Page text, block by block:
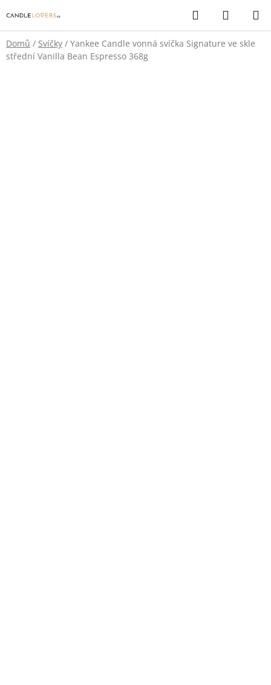
na
obsah
Hledat
KOŠÍK
Domů / Svíčky / Yankee Candle vonná svíčka Signature ve skle
střední Vanilla Bean Espresso 368g